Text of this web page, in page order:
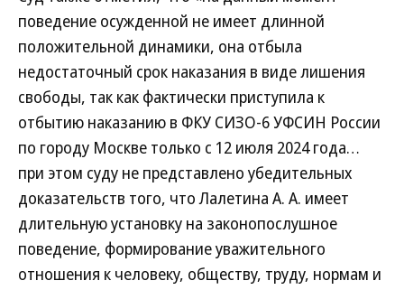
поведение осужденной не имеет длинной
положительной динамики, она отбыла
недостаточный срок наказания в виде лишения
свободы, так как фактически приступила к
отбытию наказанию в ФКУ СИЗО-6 УФСИН России
по городу Москве только с 12 июля 2024 года…
при этом суду не представлено убедительных
доказательств того, что Лалетина А. А. имеет
длительную установку на законопослушное
поведение, формирование уважительного
отношения к человеку, обществу, труду, нормам и